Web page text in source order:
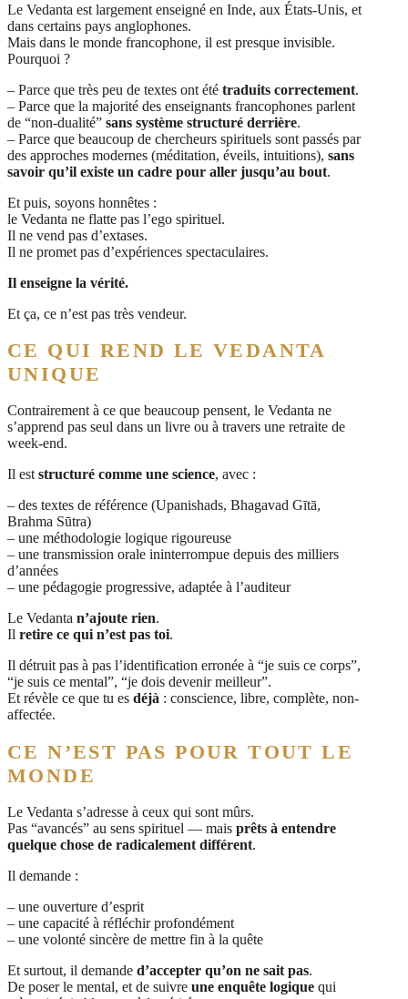
Le Vedanta est largement enseigné en Inde, aux États-Unis, et
dans certains pays anglophones.
Mais dans le monde francophone, il est presque invisible.
Pourquoi ?
– Parce que très peu de textes ont été traduits correctement.
– Parce que la majorité des enseignants francophones parlent
de “non-dualité” sans système structuré derrière.
– Parce que beaucoup de chercheurs spirituels sont passés par
des approches modernes (méditation, éveils, intuitions), sans
savoir qu’il existe un cadre pour aller jusqu’au bout.
Et puis, soyons honnêtes :
le Vedanta ne flatte pas l’ego spirituel.
Il ne vend pas d’extases.
Il ne promet pas d’expériences spectaculaires.
Il enseigne la vérité.
Et ça, ce n’est pas très vendeur.
CE QUI REND LE VEDANTA
UNIQUE
Contrairement à ce que beaucoup pensent, le Vedanta ne
s’apprend pas seul dans un livre ou à travers une retraite de
week-end.
Il est structuré comme une science, avec :
– des textes de référence (Upanishads, Bhagavad Gītā,
Brahma Sūtra)
– une méthodologie logique rigoureuse
– une transmission orale ininterrompue depuis des milliers
d’années
– une pédagogie progressive, adaptée à l’auditeur
Le Vedanta n’ajoute rien.
Il retire ce qui n’est pas toi.
Il détruit pas à pas l’identification erronée à “je suis ce corps”,
“je suis ce mental”, “je dois devenir meilleur”.
Et révèle ce que tu es déjà : conscience, libre, complète, non-
affectée.
CE N’EST PAS POUR TOUT LE
MONDE
Le Vedanta s’adresse à ceux qui sont mûrs.
Pas “avancés” au sens spirituel — mais prêts à entendre
quelque chose de radicalement différent.
Il demande :
– une ouverture d’esprit
– une capacité à réfléchir profondément
– une volonté sincère de mettre fin à la quête
Et surtout, il demande d’accepter qu’on ne sait pas.
De poser le mental, et de suivre une enquête logique qui